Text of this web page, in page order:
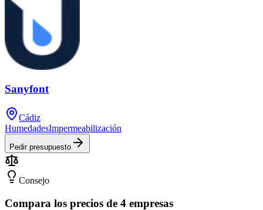
Sanyfont
Cádiz
HumedadesImpermeabilización
Pedir presupuesto
Consejo
Compara los precios de 4 empresas